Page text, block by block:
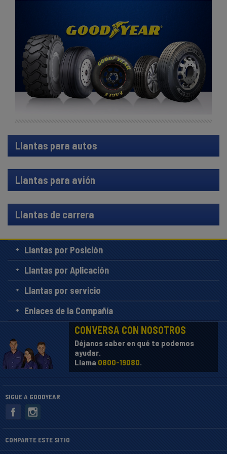
Llantas para autos
Llantas para avión
Llantas de carrera
Llantas por Posición
Llantas por Aplicación
Llantas por servicio
Enlaces de la Compañía
CONVERSA CON NOSOTROS
Déjanos saber en qué te podemos
ayudar.
Llama 0800-19080.
SIGUE A GOODYEAR
COMPARTE ESTE SITIO